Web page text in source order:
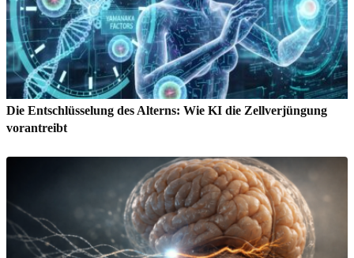
Die Entschlüsselung des Alterns: Wie KI die Zellverjüngung
vorantreibt